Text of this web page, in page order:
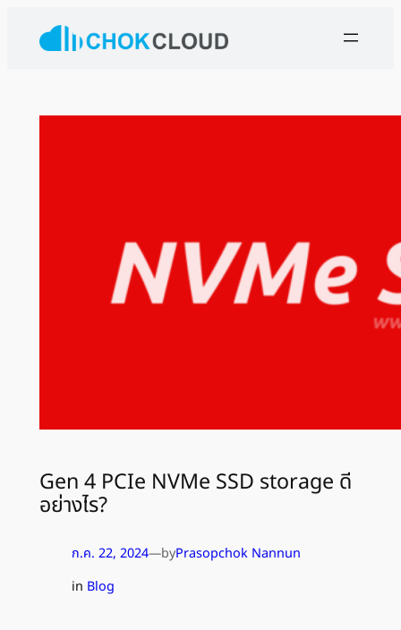
Gen 4 PCIe NVMe SSD storage ดี
อย่างไร?
ก.ค. 22, 2024—byPrasopchok Nannun
in Blog